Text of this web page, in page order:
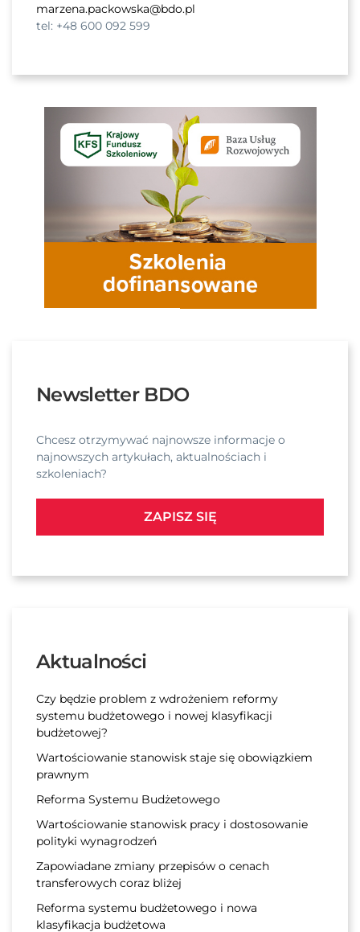
marzena.packowska@bdo.pl
tel: +48 600 092 599
Newsletter BDO
Chcesz otrzymywać najnowsze informacje o
najnowszych artykułach, aktualnościach i
szkoleniach?
ZAPISZ SIĘ
Aktualności
Czy będzie problem z wdrożeniem reformy
systemu budżetowego i nowej klasyfikacji
budżetowej?
Wartościowanie stanowisk staje się obowiązkiem
prawnym
Reforma Systemu Budżetowego
Wartościowanie stanowisk pracy i dostosowanie
polityki wynagrodzeń
Zapowiadane zmiany przepisów o cenach
transferowych coraz bliżej
Reforma systemu budżetowego i nowa
klasyfikacja budżetowa